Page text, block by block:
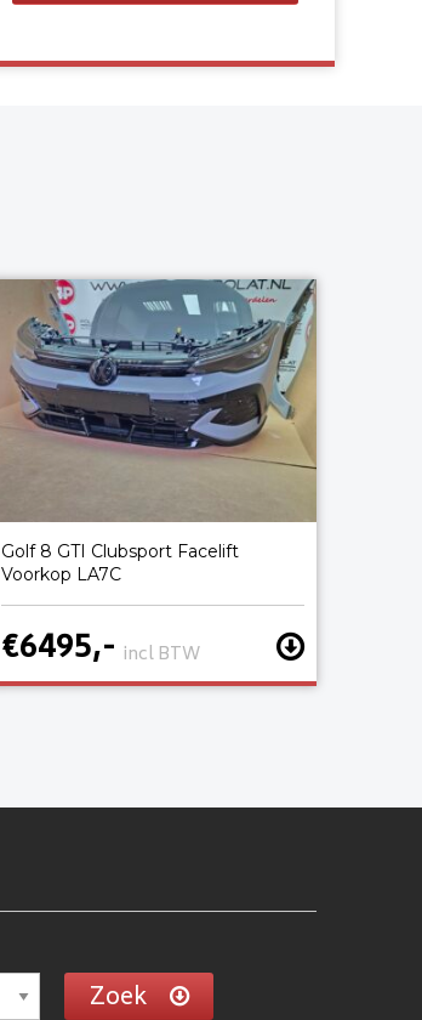
Golf 8 GTI Clubsport Facelift
Voorkop LA7C
€6495,- incl BTW
Zoek